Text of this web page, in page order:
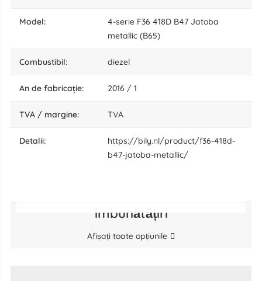
model:
4-serie F36 418D B47 Jatoba
metallic (B65)
combustibil: diezel
an de fabricație: 2016 / 1
TVA / margine: TVA
detalii:
https://bily.nl/product/f36-418d-
b47-jatoba-metallic/
îmbunătățiri
Afișați toate opțiunile